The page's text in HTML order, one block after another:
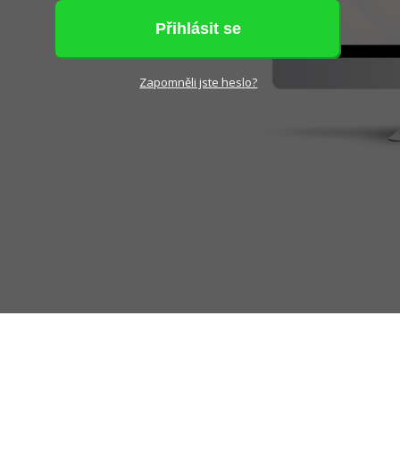
Přihlásit se
Zapomněli jste heslo?